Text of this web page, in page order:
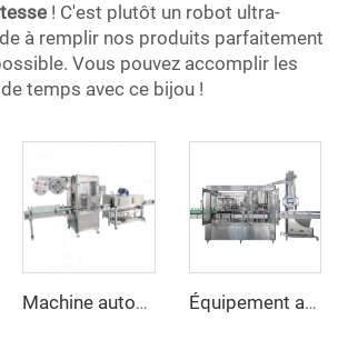
! C'est plutôt un robot ultra-
à remplir nos produits parfaitement
Vous pouvez accomplir les
temps avec ce bijou !
Machine automatique d'étiquetage par manchon thermorétractable en PVC pour bouteilles PET, verre et pots avec tunnel de rétraction électrique Équipement automatique de remplissage, fermeture et étiquetage pour bouteilles vertes en verre coréennes de 360 ml, 6000BPH